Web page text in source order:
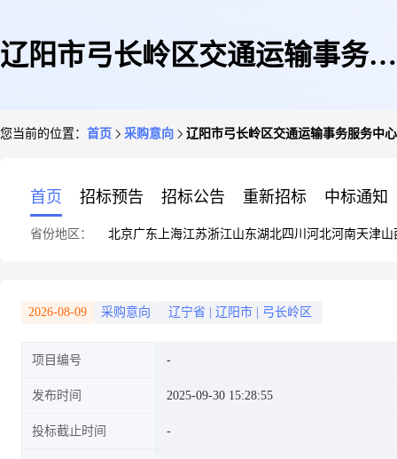
辽阳市弓长岭区交通运输事务服
您当前的位置： 首页 采购意向 辽阳市弓长岭区交通运输事务服务中
首页 招标预告 招标公告 重新招标 中标通知
省份地区： 北京广东 上海江苏浙江山东湖北四川 河北河南天津山
2026-08-09 采购意向 辽宁省 辽阳市 弓长岭区
项目编号
发布时间 2025-09-30 15:28:55
投标截止时间